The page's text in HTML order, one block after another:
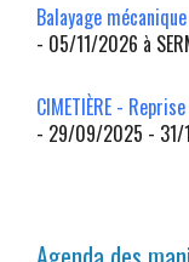
Balayage
- 05/11/2026 à
CIMETIÈRE -
- 29/09/2025 - 31/